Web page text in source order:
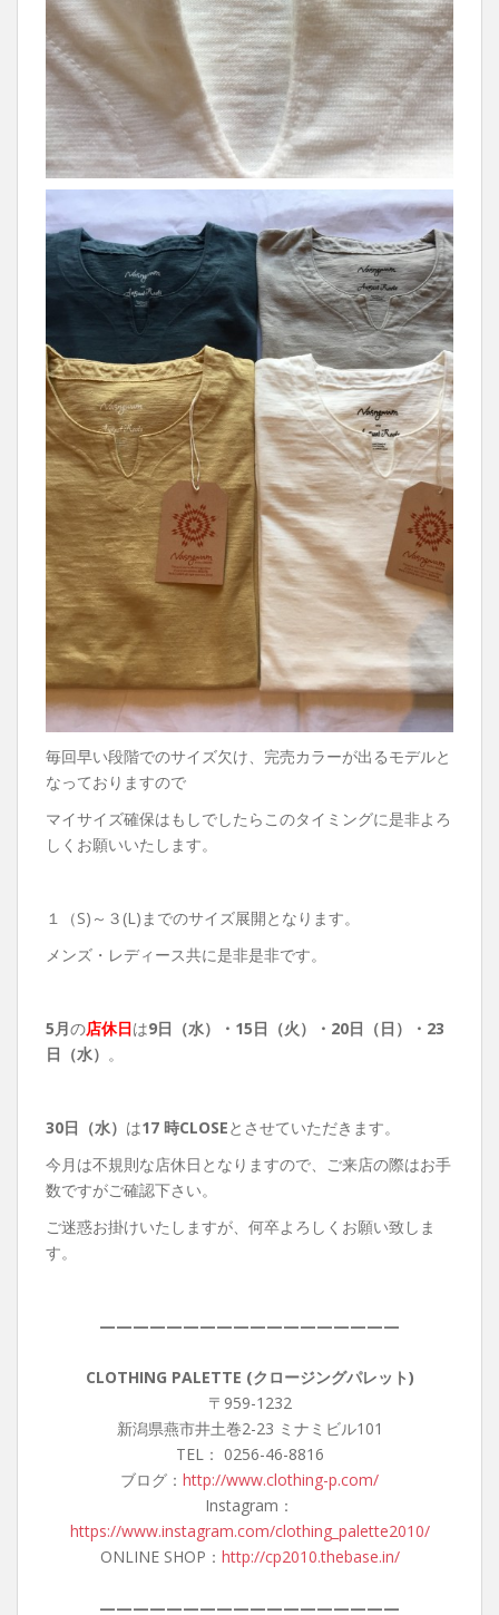
毎回早い段階でのサイズ欠け、完売カラーが出るモデルと
なっておりますので
マイサイズ確保はもしでしたらこのタイミングに是非よろ
しくお願いいたします。
１（S)～３(L)までのサイズ展開となります。
メンズ・レディース共に是非是非です。
5月の店休日は9日（水）・ 15日（火）・20日（日）・23
日（水） 。
30日（水） は17 時CLOSEとさせていただきます。
今月は不規則な店休日となりますので、ご来店の際はお手
数ですがご確認下さい。
ご迷惑お掛けいたしますが、何卒よろしくお願い致しま
す。
——————————————————
CLOTHING PALETTE (クロージングパレット)
〒959-1232
新潟県燕市井土巻2-23 ミナミビル101
TEL： 0256-46-8816
ブログ： http://www.clothing-p.com/
Instagram：
https://www.instagram.com/clothing_palette2010/
ONLINE SHOP： http://cp2010.thebase.in/
——————————————————